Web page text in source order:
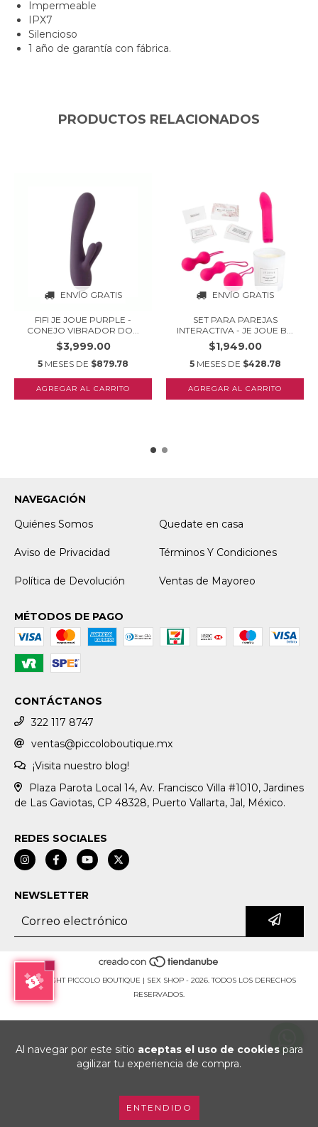
Al navegar por este sitio aceptas el uso de cookiespara
agilizar tu experiencia de compra.
ENTENDIDO
Impermeable
IPX7
Silencioso
1 año de garantía con fábrica.
PRODUCTOS RELACIONADOS
ENVÍO GRATIS
FIFI JE JOUE PURPLE -
CONEJO VIBRADOR DO...
$3,999.00
5 MESES DE $879.78
ENVÍO GRATIS
SET PARA PAREJAS
INTERACTIVA - JE JOUE B...
$1,949.00
5 MESES DE $428.78
NAVEGACIÓN
Quiénes Somos
Quedate en casa
Aviso de Privacidad Términos Y Condiciones
Política de Devolución Ventas de Mayoreo
MÉTODOS DE PAGO
CONTÁCTANOS
322 117 8747
ventas@piccoloboutique.mx
¡Visita nuestro blog!
Plaza Parota Local 14, Av. Francisco Villa #1010, Jardines
de Las Gaviotas, CP 48328, Puerto Vallarta, Jal, México.
REDES SOCIALES
NEWSLETTER
COPYRIGHT PICCOLO BOUTIQUE | SEX SHOP - 2026. TODOS LOS DERECHOS
RESERVADOS.